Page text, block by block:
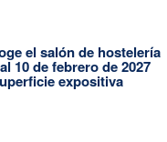
el salón de hostelería
10 de febrero de 2027
expositiva